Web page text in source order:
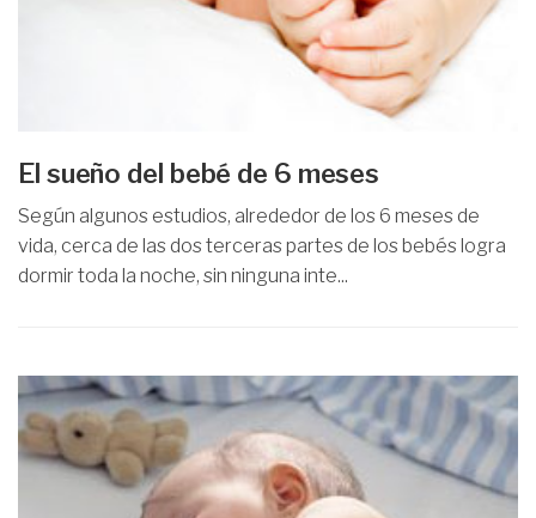
El sueño del bebé de 6 meses
Según algunos estudios, alrededor de los 6 meses de
vida, cerca de las dos terceras partes de los bebés logra
dormir toda la noche, sin ninguna inte...